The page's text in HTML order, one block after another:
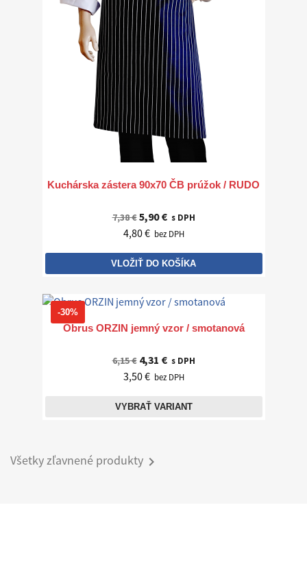
Kuchárska zástera 90x70 ČB prúžok / RUDO
7,38 €5,90 € s DPH
4,80 € bez DPH
VLOŽIŤ DO KOŠÍKA
Obrus ORZIN jemný vzor / smotanová
6,15 € 4,31 € s DPH
3,50 € bez DPH
VYBRAŤ VARIANT
-30%
Všetky zľavnené produkty 